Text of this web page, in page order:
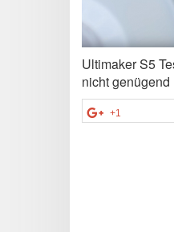
Ultimaker S5
nicht
+1